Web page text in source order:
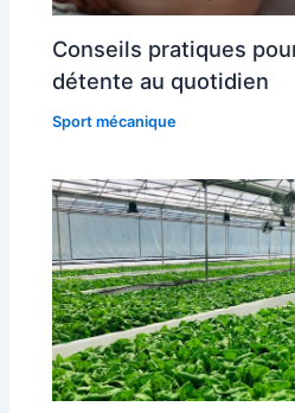
Conseils pratiques
détente au quotidien
Sport mécanique